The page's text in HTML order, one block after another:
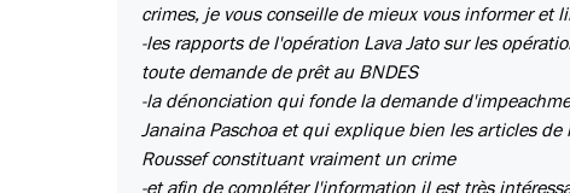
crimes, je vous conseille de mieux vous informer et
-les rapports de l'opération Lava Jato sur les
toute demande de prêt au BNDES
-la dénonciation qui fonde la demande
Janaina Paschoa et qui explique bien les articles
Roussef constituant vraiment un crime
-et afin de compléter l'information il est très